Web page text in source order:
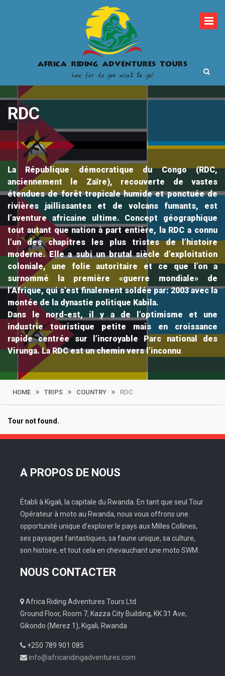
Africa Riding
Adventures Tours
How far do you want to go?
RDC
La République démocratique du Congo (RDC,
anciennement le Zaïre), recouverte de vastes
étendues de forêt tropicale humide et ponctuée de
rivières jaillissantes et de volcans fumants, est
l’aventure africaine ultime. Concept géographique
tout autant que nation à part entière, la RDC a connu
l’un des chapitres les plus tristes de l’histoire
moderne. Elle a subi un brutal siècle d’exploitation
coloniale, une folie autoritaire et ce que l’on a
surnommé la première «guerre mondiale» de
l’Afrique, qui s’est finalement soldée par: 2003 avec la
montée de la dynastie politique Kabila.
Dans le nord-est, il y a de l’optimisme et une
industrie touristique petite mais en croissance
rapide centrée sur l’incroyable Parc national des
Virunga. La RDC est un chemin vers l’inconnu
HOME TRIPS COUNTRY RDC
Filter By
Tour Type
Location
Tour not found.
A PROPOS DE NOUS
Établi à Kigali, la capitale du Rwanda. En tant que seul Tour
Opérateur à moto au Rwanda, nous vous offrons une
opportunité unique d’explorer le pays aux Milles Collines,
ses paysages fantastiques, sa faune unique, sa culture,
son histoire, et tout cela en chevauchant une moto SWM.
NOUS CONTACTER
Africa Riding Adventures Tours Ltd
Ground Floor, Room 7, Kazza City Building, KK 31 Ave,
Gikondo (Merez 1), Kigali, Rwanda
+250 789 901 085
info@africaridingadventures.com